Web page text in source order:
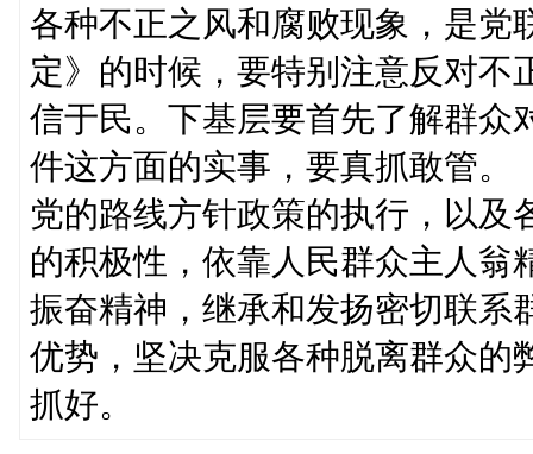
各种不正之风和腐败现象，是党
定》的时候，要特别注意反对不
信于民。下基层要首先了解群众
件这方面的实事，要真抓敢管。
党的路线方针政策的执行，以及
的积极性，依靠人民群众主人翁
振奋精神，继承和发扬密切联系
优势，坚决克服各种脱离群众的
抓好。